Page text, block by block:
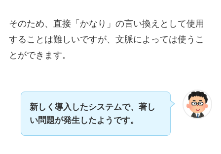
そのため、直接「かなり」の言い換えとして使用
することは難しいですが、文脈によっては使うこ
とができます。
新しく導入したシステムで、著し
い問題が発生したようです。